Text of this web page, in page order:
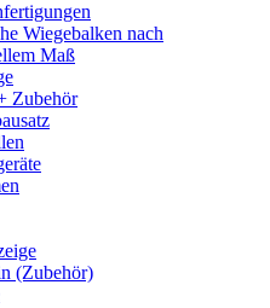
Wiegebalken nach
Maß
Zubehör
(Zubehör)